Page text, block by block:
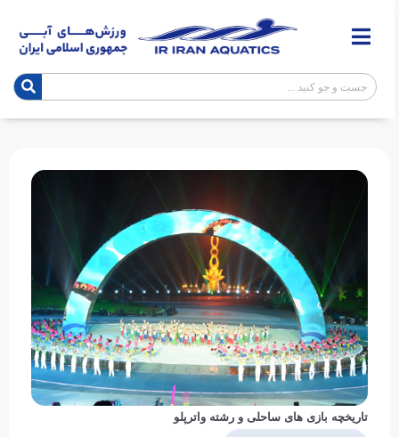
تاریخچه بازی های ساحلی و رشته واترپلو